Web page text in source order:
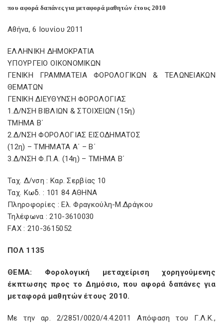
που αφορά δαπάνες για μεταφορά μαθητών έτους 2010
Αθήνα, 6 Ιουνίου 2011
ΕΛΛΗΝΙΚΗ ΔΗΜΟΚΡΑΤΙΑ
ΥΠΟΥΡΓΕΙΟ ΟΙΚΟΝΟΜΙΚΩΝ
ΓΕΝΙΚΗ ΓΡΑΜΜΑΤΕΙΑ ΦΟΡΟΛΟΓΙΚΩΝ & ΤΕΛΩΝΕΙΑΚΩΝ
ΘΕΜΑΤΩΝ
ΓΕΝΙΚΗ ΔΙΕΥΘΥΝΣΗ ΦΟΡΟΛΟΓΙΑΣ
1.Δ/ΝΣΗ ΒΙΒΛΙΩΝ & ΣΤΟΙΧΕΙΩΝ (15η)
ΤΜΗΜΑ Β΄
2.Δ/ΝΣΗ ΦΟΡΟΛΟΓΙΑΣ ΕΙΣΟΔΗΜΑΤΟΣ
(12η) – ΤΜΗΜΑΤΑ Α΄ – Β΄
3.Δ/ΝΣΗ Φ.Π.Α. (14η) – ΤΜΗΜΑ Β΄
Ταχ. Δ/νση : Καρ. Σερβίας 10
Ταχ. Κωδ. : 101 84 ΑΘΗΝΑ
Πληροφορίες : Ελ. Φραγκούλη-Μ.Δράγκου
Τηλέφωνα : 210-3610030
FΑΧ : 210-3615052
ΠΟΛ 1135
ΘEMA: Φορολογική μεταχείριση χορηγούμενης
έκπτωσης προς το Δημόσιο, που αφορά δαπάνες για
μεταφορά μαθητών έτους 2010.
Με την αρ. 2/2851/0020/4.4.2011 Απόφαση του Γ.Λ.Κ.,